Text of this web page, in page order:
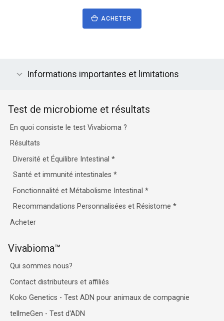
ACHETER
Informations importantes et limitations
Test de microbiome et résultats
En quoi consiste le test Vivabioma ?
Résultats
Diversité et Équilibre Intestinal*
Santé et immunité intestinales*
Fonctionnalité et Métabolisme Intestinal*
Recommandations Personnalisées et Résistome*
Acheter
Vivabioma™
Qui sommes nous?
Contact distributeurs et affiliés
Koko Genetics - Test ADN pour animaux de compagnie
tellmeGen - Test d'ADN